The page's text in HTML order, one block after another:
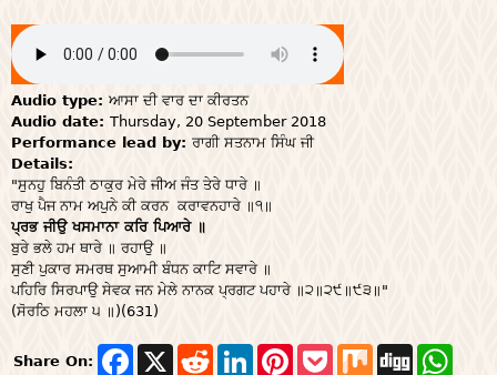
Audio type: ਆਸਾ ਦੀ ਵਾਰ ਦਾ ਕੀਰਤਨ
Audio date: Thursday, 20 September 2018
Performance lead by: ਰਾਗੀ ਸਤਨਾਮ ਸਿੰਘ ਜੀ
Details:
"ਸੁਨਹੁ ਬਿਨੰਤੀ ਠਾਕੁਰ ਮੇਰੇ ਜੀਅ ਜੰਤ ਤੇਰੇ ਧਾਰੇ ॥
ਰਾਖੁ ਪੈਜ ਨਾਮ ਅਪੁਨੇ ਕੀ ਕਰਨ ਕਰਾਵਨਹਾਰੇ ॥੧॥
ਪ੍ਰਭ ਜੀਉ ਖਸਮਾਨਾ ਕਰਿ ਪਿਆਰੇ ॥
ਬੁਰੇ ਭਲੇ ਹਮ ਥਾਰੇ ॥ ਰਹਾਉ ॥
ਸੁਣੀ ਪੁਕਾਰ ਸਮਰਥ ਸੁਆਮੀ ਬੰਧਨ ਕਾਟਿ ਸਵਾਰੇ ॥
ਪਹਿਰਿ ਸਿਰਪਾਉ ਸੇਵਕ ਜਨ ਮੇਲੇ ਨਾਨਕ ਪ੍ਰਗਟ ਪਹਾਰੇ ॥੨॥੨੯॥੯੩॥"
(ਸੋਰਠਿ ਮਹਲਾ ੫ ॥)(631)
Share On:
F
X
R
L
P
P
M
D